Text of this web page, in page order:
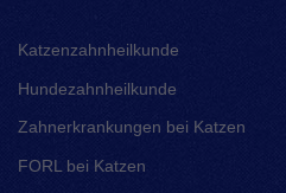
Katzenzahnheilkunde
Hundezahnheilkunde
Zahnerkrankungen bei Katzen
FORL bei Katzen